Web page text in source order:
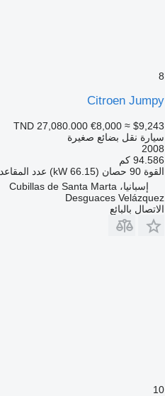
8
Citroen Jumpy
TND 27,080.000 €8,000 ≈ $9,243
سيارة نقل بضائع صغيرة
2008
94.586 كم
القوة 90 حصان (66.15 kW) عدد المقاعد
إسبانيا، Cubillas de Santa Marta
Desguaces Velázquez
الاتصال بالبائع
10